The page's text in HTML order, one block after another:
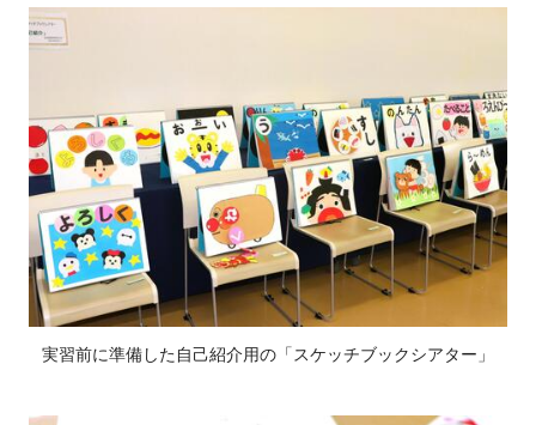
実習前に準備した自己紹介用の「スケッチブックシアター」